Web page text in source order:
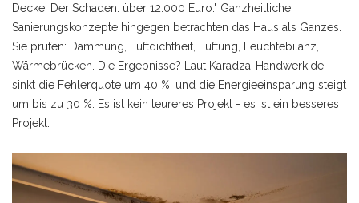
Decke. Der Schaden: über 12.000 Euro." Ganzheitliche
Sanierungskonzepte hingegen betrachten das Haus als Ganzes.
Sie prüfen: Dämmung, Luftdichtheit, Lüftung, Feuchtebilanz,
Wärmebrücken. Die Ergebnisse? Laut Karadza-Handwerk.de
sinkt die Fehlerquote um 40 %, und die Energieeinsparung steigt
um bis zu 30 %. Es ist kein teureres Projekt - es ist ein besseres
Projekt.